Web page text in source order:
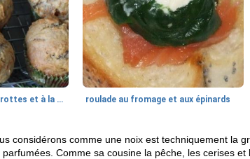
Muffins géants aux carottes et à la banane de Nif roulade au fromage et aux épinards
considérons comme une noix est techniquement la
parfumées. Comme sa cousine la pêche, les cerises